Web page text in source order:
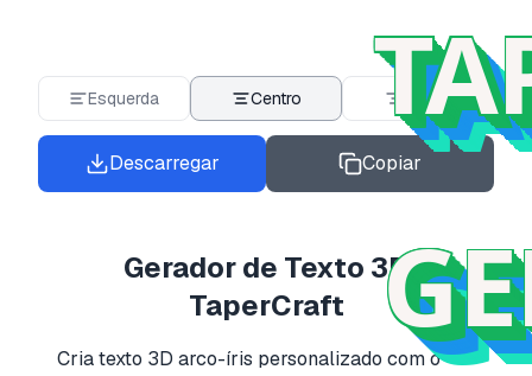
Esquerda Centro Direita
Descarregar Copiar
Gerador de Texto 3D
TaperCraft
Cria texto 3D arco-íris personalizado com o